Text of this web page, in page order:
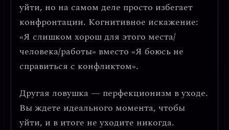
уйти, но на самом деле просто избегает
конфронтации. Когнитивное искажение:
«Я слишком хорош для этого места/
человека/работы» вместо «Я боюсь не
справиться с конфликтом».
Другая ловушка — перфекционизм в уходе.
Вы ждете идеального момента, чтобы
уйти, и в итоге не уходите никогда.